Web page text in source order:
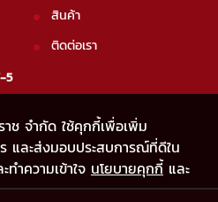
าช จำกัด ใช้คุกกี้เพื่อเพิ่ม
และส่งมอบประสบการณ์ที่ดีใน
ทำความเข้าใจ นโยบายคุกกี้และ
สินค้า
ติดต่อเรา
5